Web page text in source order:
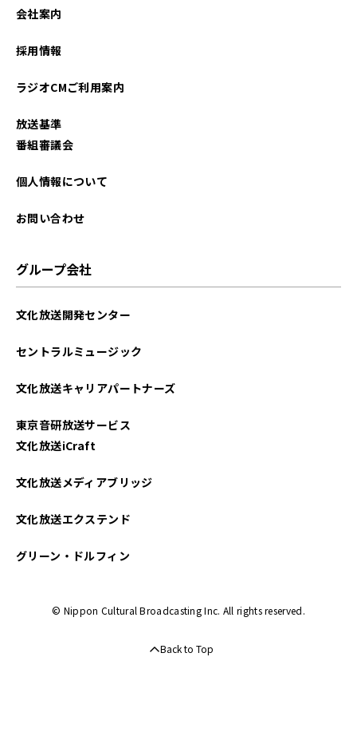
会社案内
採用情報
ラジオCMご利用案内
放送基準
番組審議会
個人情報について
お問い合わせ
グループ会社
文化放送開発センター
セントラルミュージック
文化放送キャリアパートナーズ
東京音研放送サービス
文化放送iCraft
文化放送メディアブリッジ
文化放送エクステンド
グリーン・ドルフィン
© Nippon Cultural Broadcasting Inc. All rights reserved.
Back to Top